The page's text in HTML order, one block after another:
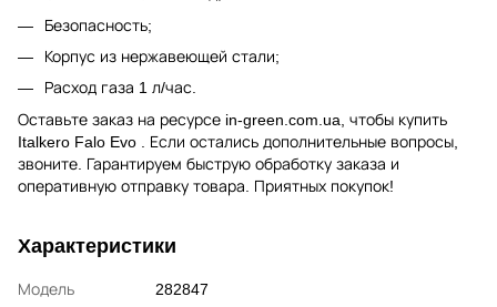
Безопасность;
Корпус из нержавеющей стали;
Расход газа 1 л/час.
Оставьте заказ на ресурсе in-green.com.ua, чтобы купить
Italkero Falo Evo . Если остались дополнительные вопросы,
звоните. Гарантируем быструю обработку заказа и
оперативную отправку товара. Приятных покупок!
Характеристики
Модель
282847